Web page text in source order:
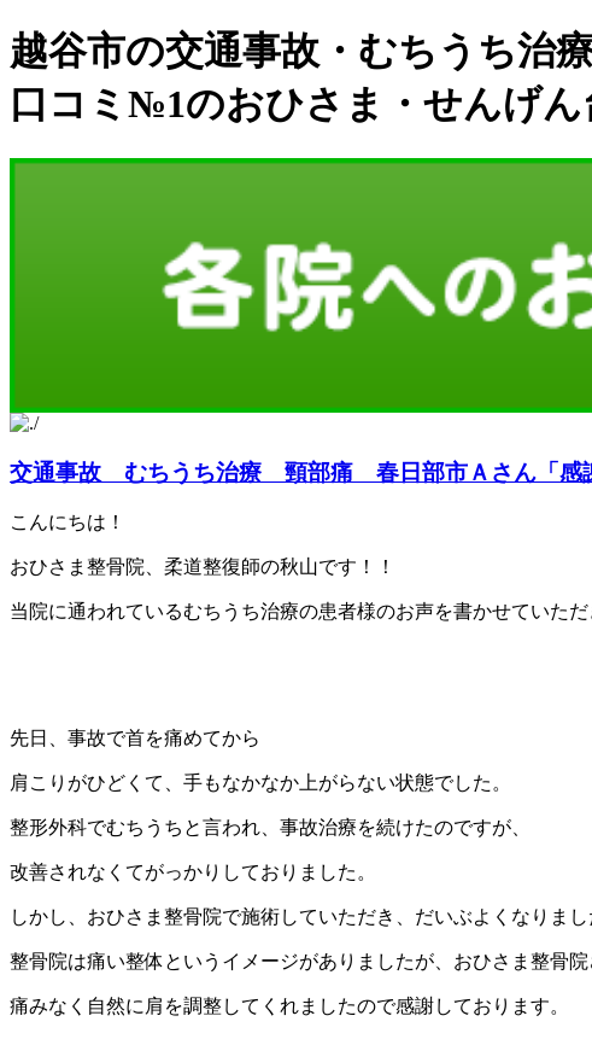
越谷市の交通事故・むちうち治療
口コミ№1のおひさま・せんげん
交通事故 むちうち治療 頸部痛 春日部市Ａさん「感謝
こんにちは！
おひさま整骨院、柔道整復師の秋山です！！
当院に通われているむちうち治療の患者様のお声を書かせていただ
先日、事故で首を痛めてから
肩こりがひどくて、手もなかなか上がらない状態でした。
整形外科でむちうちと言われ、事故治療を続けたのですが、
改善されなくてがっかりしておりました。
しかし、おひさま整骨院で施術していただき、だいぶよくなりまし
整骨院は痛い整体というイメージがありましたが、おひさま整骨院
痛みなく自然に肩を調整してくれましたので感謝しております。